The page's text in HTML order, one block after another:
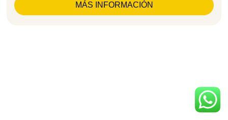
MÁS INFORMACIÓN